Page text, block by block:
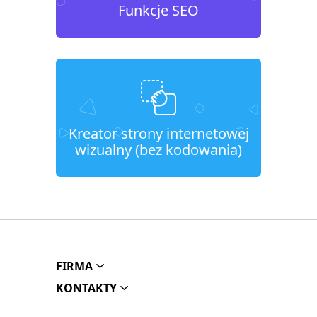
Funkcje SEO
Kreator strony internetowej
wizualny (bez kodowania)
FIRMA
KONTAKTY